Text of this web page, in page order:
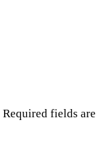
Required fields are